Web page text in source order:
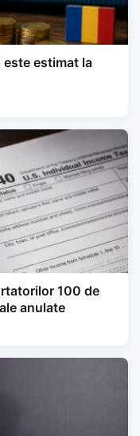
este estimat la
100 de
anulate